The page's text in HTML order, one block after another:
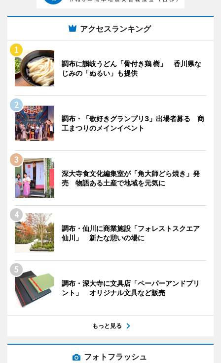
アクセスランキング
調布に讃岐うどん「骨付き鶏 樹」 香川県な
じみの「ぬるい」も提供
調布・「歌好きグランプリ3」出場者募る 商
工まつりのメインイベント
深大寺食文化編集室が「角大師どら焼き」発
売 物語ある土産で地域を元気に
調布・仙川に商業施設「フォレストスクエア
仙川」 新たな憩いの場に
調布・深大寺に文具店「ペーパーアンドプリ
ント」 オリジナル文具など販売
もっと見る
フォトフラッシュ